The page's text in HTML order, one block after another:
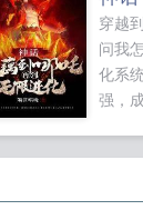
穿越
问我
化系
强，
PO18